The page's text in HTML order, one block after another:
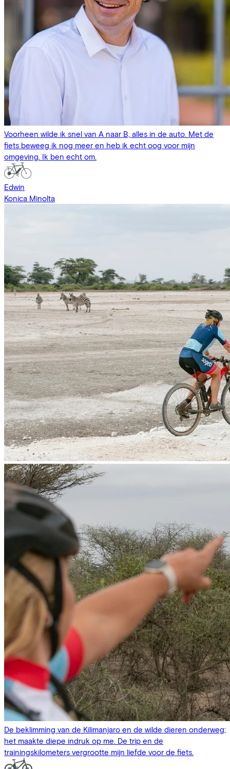
Voorheen wilde ik snel van A naar B, alles in de auto. Met de
fiets beweeg ik nog meer en heb ik echt oog voor mijn
omgeving. Ik ben echt om.
Edwin
Konica Minolta
De beklimming van de Kilimanjaro en de wilde dieren onderweg;
het maakte diepe indruk op me. De trip en de
trainingskilometers vergrootte mijn liefde voor de fiets.